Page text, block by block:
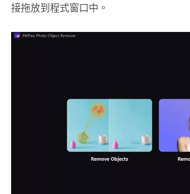
接拖放到程式窗口中。